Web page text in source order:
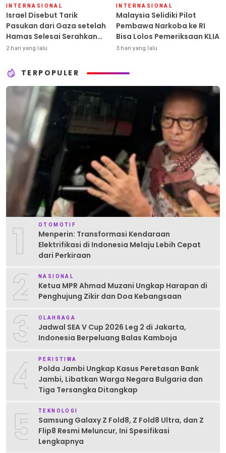
INTERNASIONAL
Israel Disebut Tarik
Pasukan dari Gaza setelah
Hamas Selesai Serahkan
Senjata
2 hari yang lalu
INTERNASIONAL
Malaysia Selidiki Pilot
Pembawa Narkoba ke RI
Bisa Lolos Pemeriksaan KLIA
3 hari yang lalu
TERPOPULER
1 OTOMOTIF
Menperin: Transformasi Kendaraan
Elektrifikasi di Indonesia Melaju Lebih Cepat
dari Perkiraan
2 NASIONAL
Ketua MPR Ahmad Muzani Ungkap Harapan di
Penghujung Zikir dan Doa Kebangsaan
3 OLAHRAGA
Jadwal SEA V Cup 2026 Leg 2 di Jakarta,
Indonesia Berpeluang Balas Kamboja
4 PERISTIWA
Polda Jambi Ungkap Kasus Peretasan Bank
Jambi, Libatkan Warga Negara Bulgaria dan
Tiga Tersangka Ditangkap
5 TEKNOLOGI
Samsung Galaxy Z Fold8, Z Fold8 Ultra, dan Z
Flip8 Resmi Meluncur, Ini Spesifikasi
Lengkapnya